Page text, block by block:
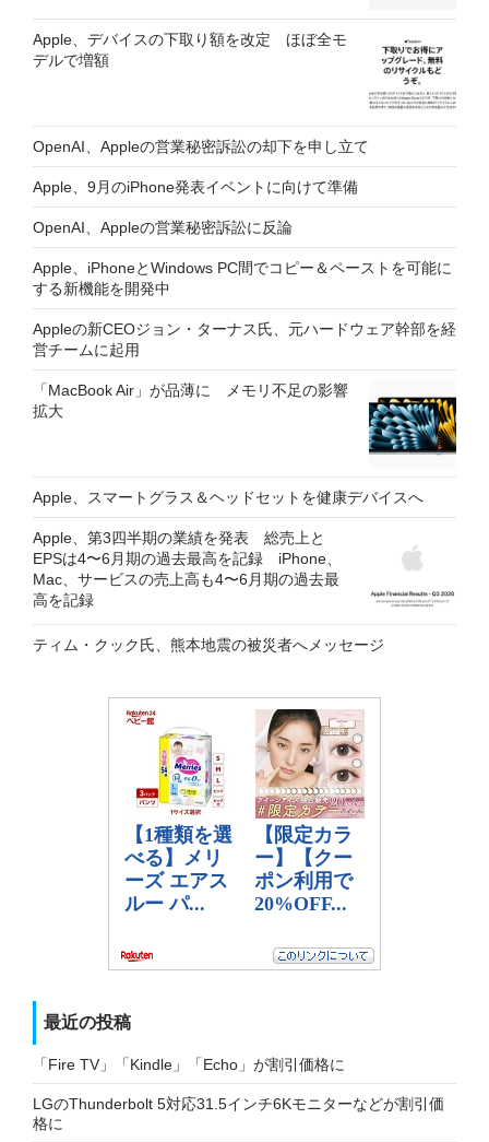
Apple、デバイスの下取り額を改定 ほぼ全モ
デルで増額
OpenAI、Appleの営業秘密訴訟の却下を申し立て
Apple、9月のiPhone発表イベントに向けて準備
OpenAI、Appleの営業秘密訴訟に反論
Apple、iPhoneとWindows PC間でコピー＆ペーストを可能に
する新機能を開発中
Appleの新CEOジョン・ターナス氏、元ハードウェア幹部を経
営チームに起用
「MacBook Air」が品薄に メモリ不足の影響
拡大
Apple、スマートグラス＆ヘッドセットを健康デバイスへ
Apple、第3四半期の業績を発表 総売上と
EPSは4〜6月期の過去最高を記録 iPhone、
Mac、サービスの売上高も4〜6月期の過去最
高を記録
ティム・クック氏、熊本地震の被災者へメッセージ
最近の投稿
「Fire TV」「Kindle」「Echo」が割引価格に
LGのThunderbolt 5対応31.5インチ6Kモニターなどが割引価
格に